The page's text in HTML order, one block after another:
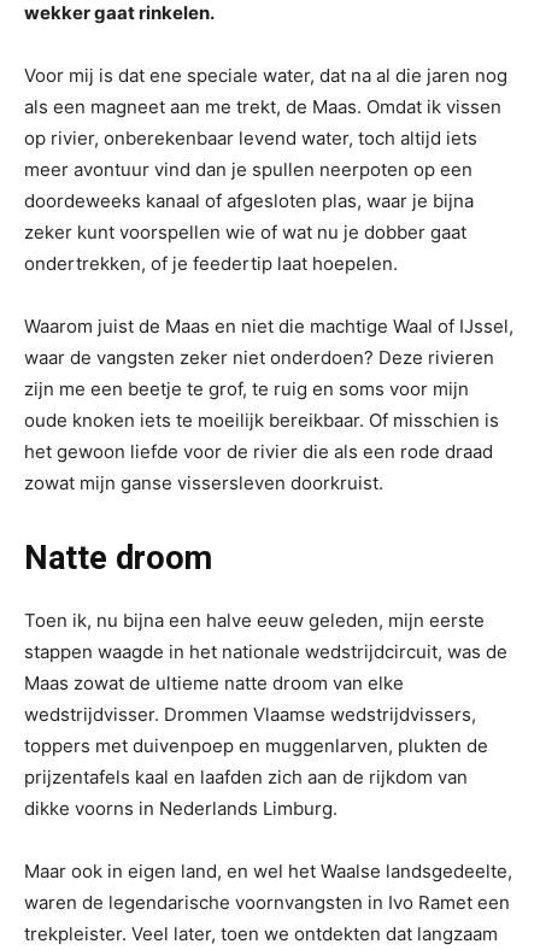
wekker gaat rinkelen.
Voor mij is dat ene speciale water, dat na al die jaren nog
als een magneet aan me trekt, de Maas. Omdat ik vissen
op rivier, onberekenbaar levend water, toch altijd iets
meer avontuur vind dan je spullen neerpoten op een
doordeweeks kanaal of afgesloten plas, waar je bijna
zeker kunt voorspellen wie of wat nu je dobber gaat
ondertrekken, of je feedertip laat hoepelen.
Waarom juist de Maas en niet die machtige Waal of IJssel,
waar de vangsten zeker niet onderdoen? Deze rivieren
zijn me een beetje te grof, te ruig en soms voor mijn
oude knoken iets te moeilijk bereikbaar. Of misschien is
het gewoon liefde voor de rivier die als een rode draad
zowat mijn ganse vissersleven doorkruist.
Natte droom
Toen ik, nu bijna een halve eeuw geleden, mijn eerste
stappen waagde in het nationale wedstrijdcircuit, was de
Maas zowat de ultieme natte droom van elke
wedstrijdvisser. Drommen Vlaamse wedstrijdvissers,
toppers met duivenpoep en muggenlarven, plukten de
prijzentafels kaal en laafden zich aan de rijkdom van
dikke voorns in Nederlands Limburg.
Maar ook in eigen land, en wel het Waalse landsgedeelte,
waren de legendarische voornvangsten in Ivo Ramet een
trekpleister. Veel later, toen we ontdekten dat langzaam